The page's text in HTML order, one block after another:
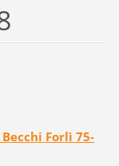
Forlì 75-